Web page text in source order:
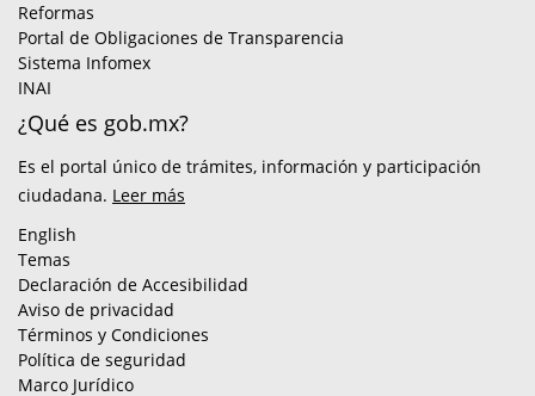
Reformas
Portal de Obligaciones de Transparencia
Sistema Infomex
INAI
¿Qué es gob.mx?
Es el portal único de trámites, información y participación
ciudadana. Leer más
English
Temas
Declaración de Accesibilidad
Aviso de privacidad
Términos y Condiciones
Política de seguridad
Marco Jurídico